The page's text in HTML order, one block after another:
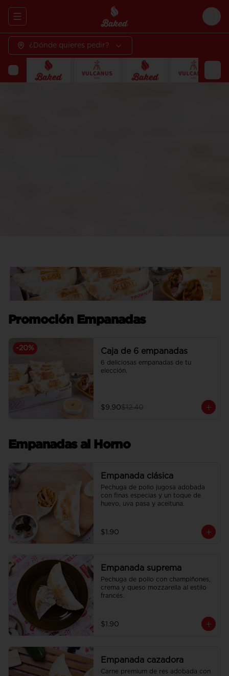
Abrir menu de navegación
¿Dónde quieres pedir?
Promoción Empanadas
-20% Caja de 6 empanadas
6 deliciosas empanadas de tu
elección.
$9.90$12.40
Empanadas al Horno
Empanada clásica
Pechuga de pollo jugosa adobada
con finas especias y un toque de
huevo, uva pasa y aceituna.
$1.90
Empanada suprema
Pechuga de pollo con champiñones,
crema y queso mozzarella al estilo
francés.
$1.90
Empanada cazadora
Carne premium de res adobada con